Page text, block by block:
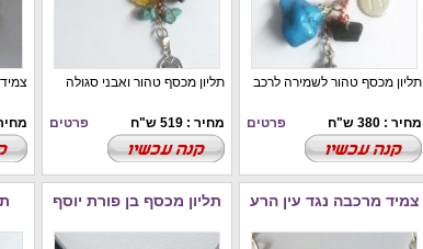
תליון מכסף טהור לשמירה לרכב
מחיר : 380 ש"ח פרטים
תליון מכסף טהור ואבני סגולה
מחיר : 519 ש"ח פרטים מחיר :
צמיד מרכבה נגד עין הרע תליון מכסף בן פורת יוסף